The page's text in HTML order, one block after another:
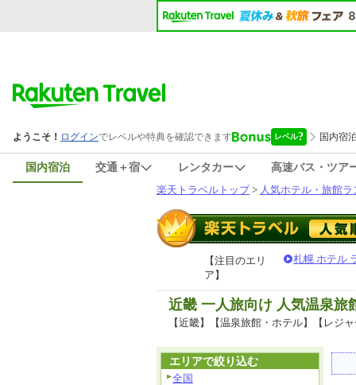
国内宿泊 交通＋宿 レンタカー
高速バス・ツア
楽天トラベルトップ> 人気ホテル・旅館ラ
【注目のエリ
ア】
札幌 ホテル
近畿 一人旅向け 人気温泉旅
【近畿】【温泉旅館・ホテル】【レジ
エリアで絞り込む
全国